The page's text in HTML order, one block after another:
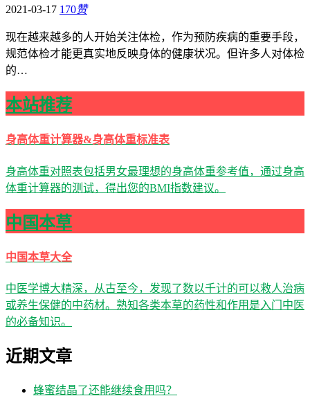
2021-03-17 170赞
现在越来越多的人开始关注体检，作为预防疾病的重要手段，
规范体检才能更真实地反映身体的健康状况。但许多人对体检
的…
本站推荐
身高体重计算器&身高体重标准表
身高体重对照表包括男女最理想的身高体重参考值，通过身高
体重计算器的测试，得出您的BMI指数建议。
中国本草
中国本草大全
中医学博大精深，从古至今，发现了数以千计的可以救人治病
或养生保健的中药材。熟知各类本草的药性和作用是入门中医
的必备知识。
近期文章
蜂蜜结晶了还能继续食用吗？